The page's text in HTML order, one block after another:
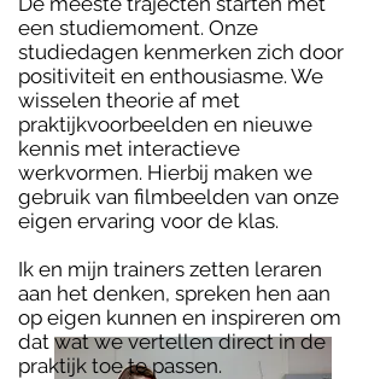
een studiemoment. Onze
studiedagen kenmerken zich door
positiviteit en enthousiasme. We
wisselen theorie af met
praktijkvoorbeelden en nieuwe
kennis met interactieve
werkvormen. Hierbij maken we
gebruik van filmbeelden van onze
eigen ervaring voor de klas.
Ik en mijn trainers zetten leraren
aan het denken, spreken hen aan
op eigen kunnen en inspireren om
dat wat we vertellen direct in de
praktijk toe te passen.